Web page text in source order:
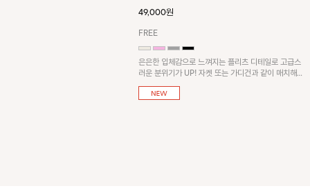
49,000원
FREE
은은한 입체감으로 느껴지는 플리츠 디테일로 고급스
러운 분위기가 UP! 자켓 또는 가디건과 같이 매치해
도 잘 어울린답니다!